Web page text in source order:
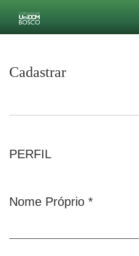
Cadastrar
PERFIL
Nome Próprio *